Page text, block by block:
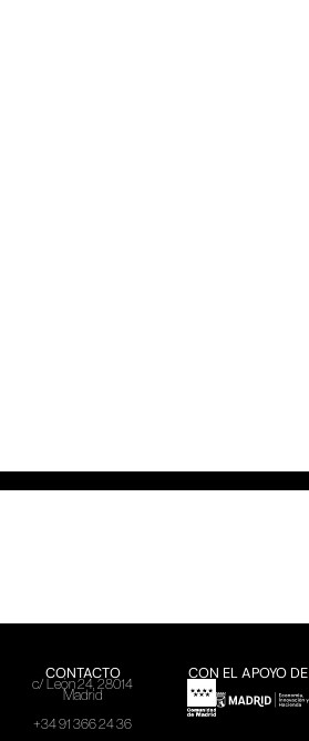
CONTACTO
c/ León 24, 28014
Madrid
+34 91 366 24 36
CON EL APOYO DE